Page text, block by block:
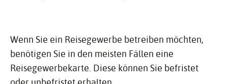
Wenn Sie ein Reisegewerbe betreiben möchten,
benötigen Sie in den meisten Fällen eine
Reisegewerbekarte. Diese können Sie befristet